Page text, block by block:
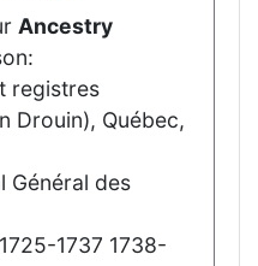
Ancestry
registres
Drouin), Québec,
Général des
1737 1738-